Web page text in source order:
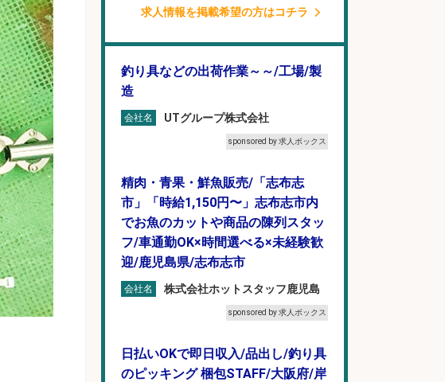
求人情報を掲載希望の方はコチラ
釣り具などの出荷作業～～/工場/製
造
会社名 UTグループ株式会社
sponsored by 求人ボックス
精肉・青果・鮮魚販売/「志布志
市」「時給1,150円〜」志布志市内
でお魚のカットや商品の陳列スタッ
フ/車通勤OK×時間選べる×未経験歓
迎/鹿児島県/志布志市
会社名 株式会社ホットスタッフ鹿児島
sponsored by 求人ボックス
日払いOKで即日収入/品出し/釣り具
のピッキング 梱包STAFF/大阪府/岸